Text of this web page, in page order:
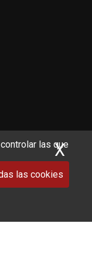
las que
las cookies
X